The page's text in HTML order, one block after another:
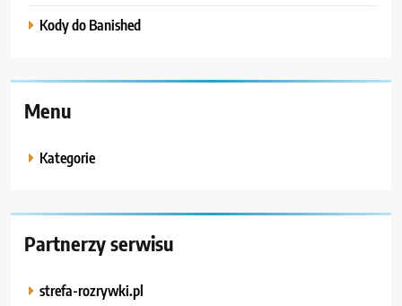
Kody do Banished
Menu
Kategorie
Partnerzy serwisu
strefa-rozrywki.pl